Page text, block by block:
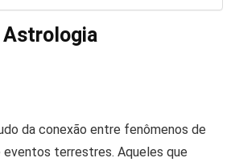
Astrologia
da conexão entre fenômenos de
terrestres. Aqueles que